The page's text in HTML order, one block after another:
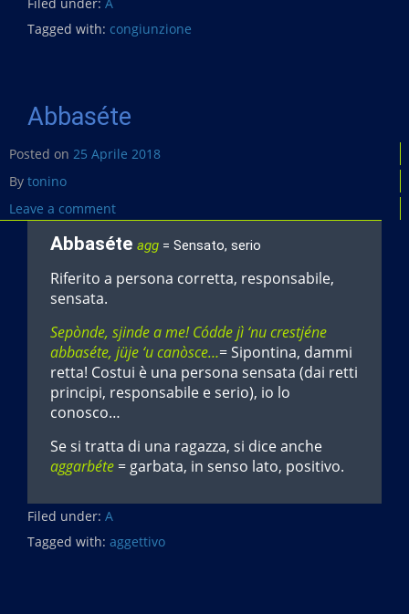
Tagged with: congiunzione
Abbaséte
Posted on 25 Aprile 2018
By tonino
Leave a comment
Abbaséte agg = Sensato, serio
Riferito a persona corretta, responsabile,
sensata.
Sepònde, sjinde a me! Códde jì ‘nu crestjéne
abbaséte, jüje ‘u canòsce…= Sipontina, dammi
retta! Costui è una persona sensata (dai retti
principi, responsabile e serio), io lo
conosco…
Se si tratta di una ragazza, si dice anche
aggarbéte = garbata, in senso lato, positivo.
Filed under: A
Tagged with: aggettivo